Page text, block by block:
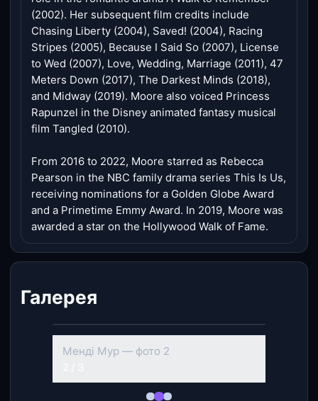
(2002). Her subsequent film credits include
Chasing Liberty (2004), Saved! (2004), Racing
Stripes (2005), Because I Said So (2007), License
to Wed (2007), Love, Wedding, Marriage (2011), 47
Meters Down (2017), The Darkest Minds (2018),
and Midway (2019). Moore also voiced Princess
Rapunzel in the Disney animated fantasy musical
film Tangled (2010).
From 2016 to 2022, Moore starred as Rebecca
Pearson in the NBC family drama series This Is Us,
receiving nominations for a Golden Globe Award
and a Primetime Emmy Award. In 2019, Moore was
awarded a star on the Hollywood Walk of Fame.
Галерея
‹ ›
Менді Мур — фото 2